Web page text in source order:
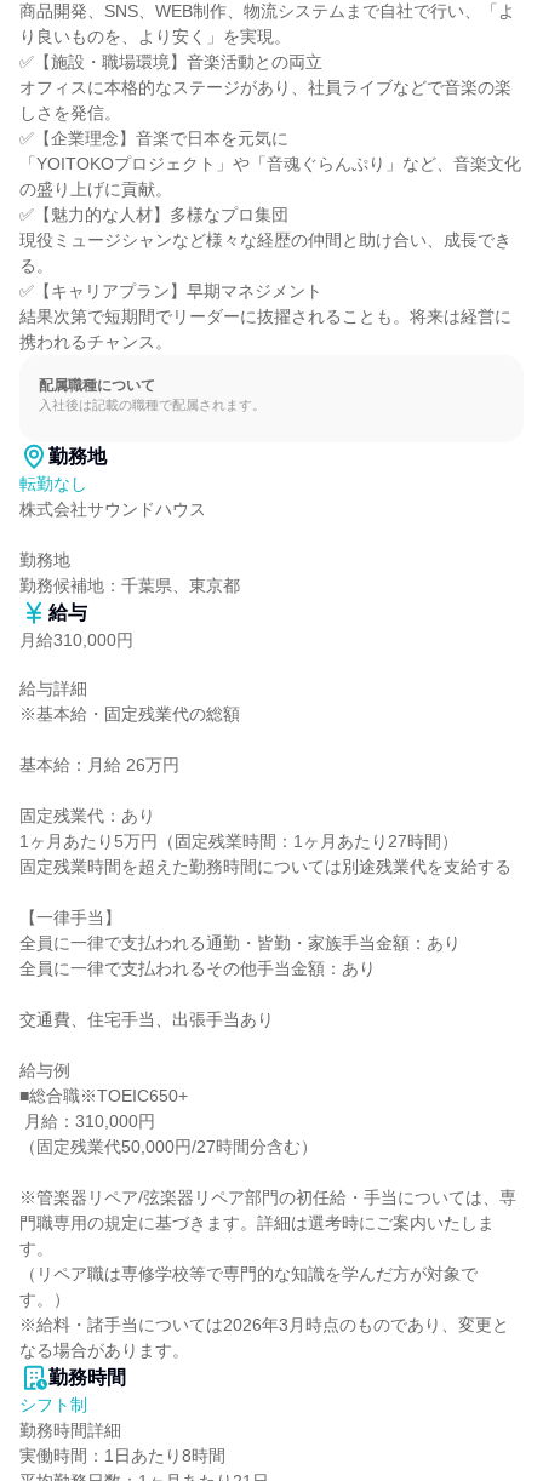
商品開発、SNS、WEB制作、物流システムまで自社で行い、「よ
り良いものを、より安く」を実現。
✅【施設・職場環境】音楽活動との両立
オフィスに本格的なステージがあり、社員ライブなどで音楽の楽
しさを発信。
✅【企業理念】音楽で日本を元気に
「YOITOKOプロジェクト」や「音魂ぐらんぷり」など、音楽文化
の盛り上げに貢献。
✅【魅力的な人材】多様なプロ集団
現役ミュージシャンなど様々な経歴の仲間と助け合い、成長でき
る。
✅【キャリアプラン】早期マネジメント
結果次第で短期間でリーダーに抜擢されることも。将来は経営に
携われるチャンス。
配属職種について
入社後は記載の職種で配属されます。
勤務地
転勤なし
株式会社サウンドハウス
勤務地
勤務候補地：千葉県、東京都
給与
月給310,000円
給与詳細
※基本給・固定残業代の総額
基本給：月給 26万円
固定残業代：あり
1ヶ月あたり5万円（固定残業時間：1ヶ月あたり27時間）
固定残業時間を超えた勤務時間については別途残業代を支給する
【一律手当】
全員に一律で支払われる通勤・皆勤・家族手当金額：あり
全員に一律で支払われるその他手当金額：あり
交通費、住宅手当、出張手当あり
給与例
■総合職※TOEIC650+
（固定残業代50,000円/27時間分含む）
※管楽器リペア/弦楽器リペア部門の初任給・手当については、専
門職専用の規定に基づきます。詳細は選考時にご案内いたしま
す。
（リペア職は専修学校等で専門的な知識を学んだ方が対象で
す。）
※給料・諸手当については2026年3月時点のものであり、変更と
なる場合があります。
勤務時間
シフト制
勤務時間詳細
実働時間：1日あたり8時間